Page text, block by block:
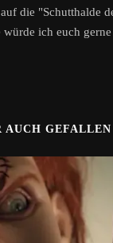
die "Schutthalde
würde ich euch
AUCH